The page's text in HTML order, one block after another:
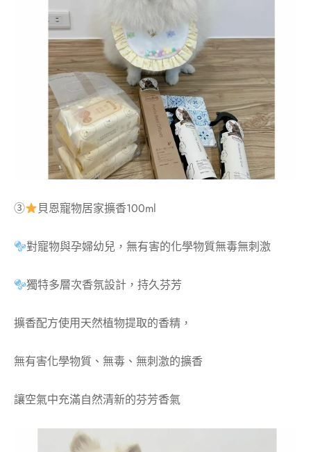
③ 貝恩寵物居家擴香100ml
對寵物與孕婦幼兒，無有害的化學物質無毒無刺激
獨特多層次香氛設計，持久芬芳
擴香配方使用天然植物提取的香精，
無有害化學物質、無毒、無刺激的擴香
讓空氣中充滿自然清新的芬芳香氣